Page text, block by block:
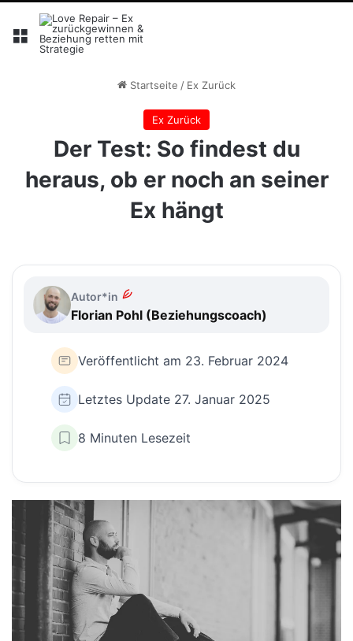
Menü
Startseite / Ex Zurück
Ex Zurück
Der Test: So findest du
heraus, ob er noch an seiner
Ex hängt
Autor*in
Florian Pohl (Beziehungscoach)
Veröffentlicht am 23. Februar 2024
Letztes Update 27. Januar 2025
8 Minuten Lesezeit